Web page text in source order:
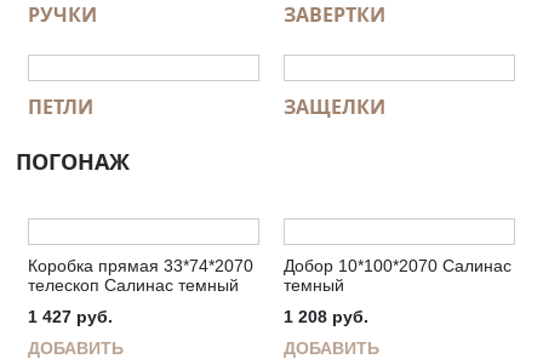
РУЧКИ ЗАВЕРТКИ
ПЕТЛИ ЗАЩЕЛКИ
ПОГОНАЖ
Коробка прямая 33*74*2070
телескоп Салинас темный
1 427 руб.
ДОБАВИТЬ
Добор 10*100*2070 Салинас
темный
1 208 руб.
ДОБАВИТЬ